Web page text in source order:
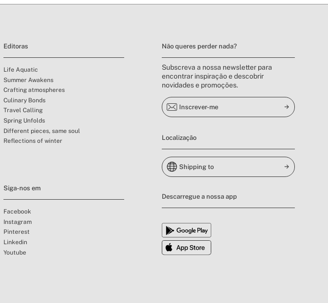
Editoras
Life Aquatic
Summer Awakens
Crafting atmospheres
Culinary Bonds
Travel Calling
Spring Unfolds
Different pieces, same soul
Reflections of winter
Siga-nos em
Facebook
Instagram
Pinterest
Linkedin
Youtube
Não queres perder nada?
Subscreva a nossa newsletter para
encontrar inspiração e descobrir
novidades e promoções.
Inscrever-me
Localização
Shipping to
Descarregue a nossa app